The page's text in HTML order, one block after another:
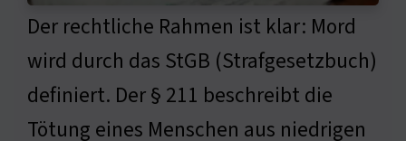
Der rechtliche Rahmen ist klar: Mord
wird durch das StGB (Strafgesetzbuch)
definiert. Der § 211 beschreibt die
Tötung eines Menschen aus niedrigen